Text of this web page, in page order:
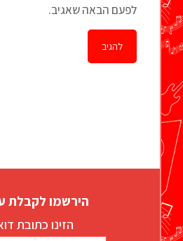
לפעם הבאה שאגיב.
הירשמו לקבלת
הזינו כתובת